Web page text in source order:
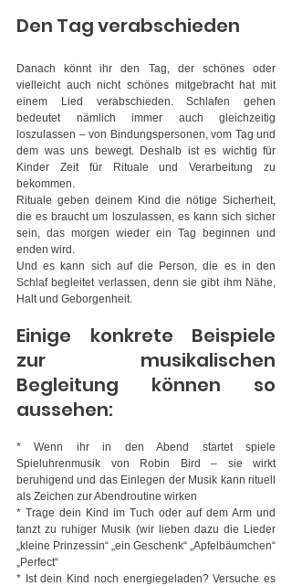
Den Tag verabschieden
Danach könnt ihr den Tag, der schönes oder
vielleicht auch nicht schönes mitgebracht hat mit
einem Lied verabschieden. Schlafen gehen
bedeutet nämlich immer auch gleichzeitig
loszulassen – von Bindungspersonen, vom Tag und
dem was uns bewegt. Deshalb ist es wichtig für
Kinder Zeit für Rituale und Verarbeitung zu
bekommen.
Rituale geben deinem Kind die nötige Sicherheit,
die es braucht um loszulassen, es kann sich sicher
sein, das morgen wieder ein Tag beginnen und
enden wird.
Und es kann sich auf die Person, die es in den
Schlaf begleitet verlassen, denn sie gibt ihm Nähe,
Halt und Geborgenheit.
Einige konkrete Beispiele
zur musikalischen
Begleitung können so
aussehen:
* Wenn ihr in den Abend startet spiele
Spieluhrenmusik von Robin Bird – sie wirkt
beruhigend und das Einlegen der Musik kann rituell
als Zeichen zur Abendroutine wirken
* Trage dein Kind im Tuch oder auf dem Arm und
tanzt zu ruhiger Musik (wir lieben dazu die Lieder
„kleine Prinzessin“ „ein Geschenk“ „Apfelbäumchen“
„Perfect“
* Ist dein Kind noch energiegeladen? Versuche es